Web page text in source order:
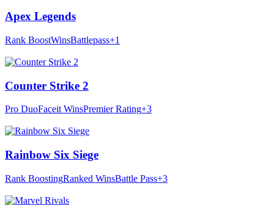
Apex Legends
Rank BoostWinsBattlepass+1
Counter Strike 2
Pro DuoFaceit WinsPremier Rating+3
Rainbow Six Siege
Rank BoostingRanked WinsBattle Pass+3